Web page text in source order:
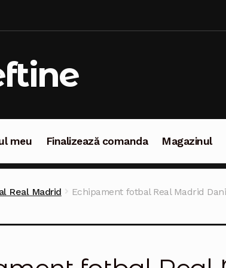
meu Finalizează comanda Magazinul
Real Madrid
Echipament fotbal Real Madrid